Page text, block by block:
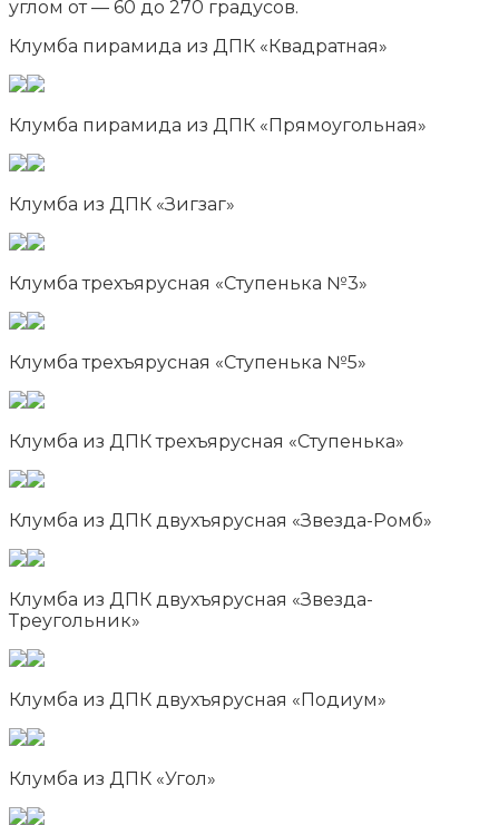
углом от — 60 до 270 градусов.
Клумба пирамида из ДПК «Квадратная»
Клумба пирамида из ДПК «Прямоугольная»
Клумба из ДПК «Зигзаг»
Клумба трехъярусная «Ступенька №3»
Клумба трехъярусная «Ступенька №5»
Клумба из ДПК трехъярусная «Ступенька»
Клумба из ДПК двухъярусная «Звезда-Ромб»
Клумба из ДПК двухъярусная «Звезда-
Треугольник»
Клумба из ДПК двухъярусная «Подиум»
Клумба из ДПК «Угол»